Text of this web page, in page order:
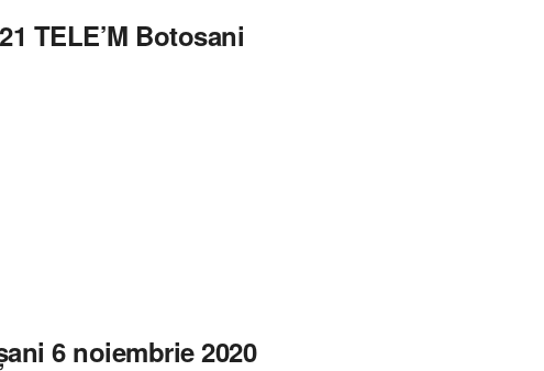
TELE’M Botosani
6 noiembrie 2020